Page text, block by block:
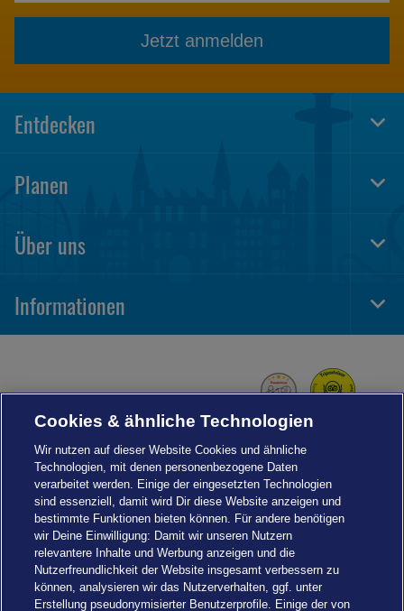
Jetzt anmelden
Entdecken
Planen
Über uns
Informationen
Cookies & ähnliche Technologien
Wir nutzen auf dieser Website Cookies und ähnliche
Technologien, mit denen personenbezogene Daten
verarbeitet werden. Einige der eingesetzten Technologien
sind essenziell, damit wird Dir diese Website anzeigen und
bestimmte Funktionen bieten können. Für andere benötigen
wir Deine Einwilligung: Damit wir unseren Nutzern
relevantere Inhalte und Werbung anzeigen und die
Nutzerfreundlichkeit der Website insgesamt verbessern zu
können, analysieren wir das Nutzerverhalten, ggf. unter
Erstellung pseudonymisierter Benutzerprofile. Einige der von